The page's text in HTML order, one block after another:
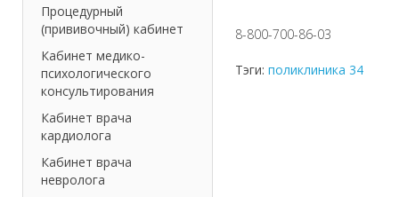
8-800-700-86-03
Тэги: поликлиника 34
Процедурный
(прививочный) кабинет
Кабинет медико-
психологического
консультирования
Кабинет врача
кардиолога
Кабинет врача
невролога